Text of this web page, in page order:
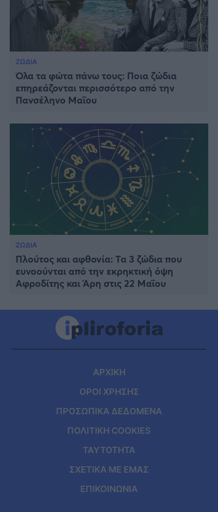
ΖΩΔΙΑ
Όλα τα φώτα πάνω τους: Ποια ζώδια
επηρεάζονται περισσότερο από την
Πανσέληνο Μαΐου
ΖΩΔΙΑ
Πλούτος και αφθονία: Τα 3 ζώδια που
ευνοούνται από την εκρηκτική όψη
Αφροδίτης και Άρη στις 22 Μαΐου
ΑΡΧΙΚΗ
ΟΡΟΙ ΧΡΗΣΗΣ
ΠΡΟΣΩΠΙΚΑ ΔΕΔΟΜΕΝΑ
ΠΟΛΙΤΙΚΗ COOKIES
ΤΑΥΤΟΤΗΤΑ
ΣΧΕΤΙΚΑ ΜΕ ΕΜΑΣ
ΕΠΙΚΟΙΝΩΝΙΑ